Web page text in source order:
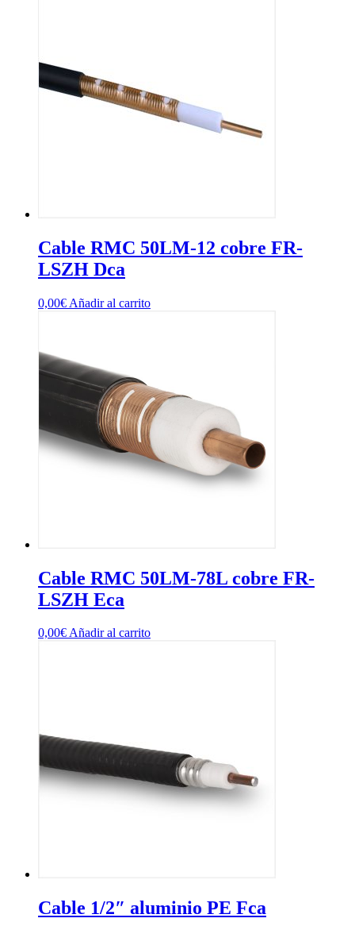
Cable RMC 50LM-12 cobre FR-
LSZH Dca
0,00€ Añadir al carrito
Cable RMC 50LM-78L cobre FR-
LSZH Eca
0,00€Añadir al carrito
Cable 1/2″ aluminio PE Fca